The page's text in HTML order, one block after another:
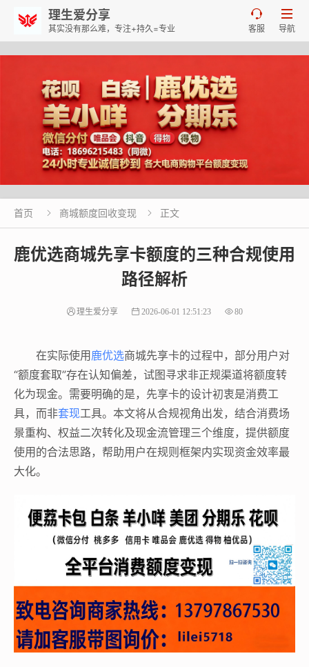
理生爱分享
其实没有那么难，专注+持久=专业

导航

客服
首页  商城额度回收变现  正文
鹿优选商城先享卡额度的三种合规使用
路径解析
理生爱分享 2026-06-01 12:51:23 80
在实际使用 鹿优选商城先享卡的过程中，部分用户对
“额度套取”存在认知偏差，试图寻求非正规渠道将额度转
化为现金。需要明确的是，先享卡的设计初衷是消费工
具，而非套现工具。本文将从合规视角出发，结合消费场
景重构、权益二次转化及现金流管理三个维度，提供额度
使用的合法思路，帮助用户在规则框架内实现资金效率最
大化。